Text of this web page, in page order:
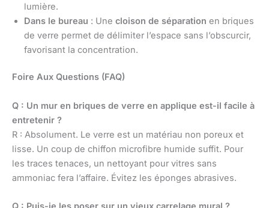
lumière.
Dans le bureau : Une cloison de séparation en briques
de verre permet de délimiter l’espace sans l’obscurcir,
favorisant la concentration.
Foire Aux Questions (FAQ)
Q : Un mur en briques de verre en applique est-il facile à
entretenir ?
R : Absolument. Le verre est un matériau non poreux et
lisse. Un coup de chiffon microfibre humide suffit. Pour
les traces tenaces, un nettoyant pour vitres sans
ammoniac fera l’affaire. Évitez les éponges abrasives.